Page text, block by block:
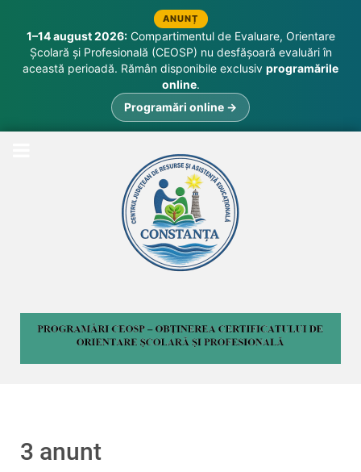
ANUNȚ
1–14 august 2026:Compartimentul de Evaluare, Orientare
Școlară și Profesională (CEOSP) nu desfășoară evaluări în
această perioadă. Rămân disponibile exclusiv programările
online.
Programări online →
3 anunt